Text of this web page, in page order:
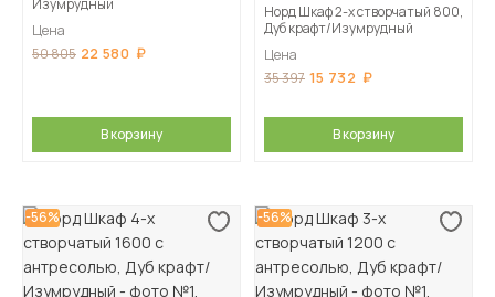
Изумрудный
Цена
50 805 22 580
В корзину
Норд Шкаф 2-х створчатый 800,
Дуб крафт/Изумрудный
Цена
35 397 15 732
В корзину
-56% -56%